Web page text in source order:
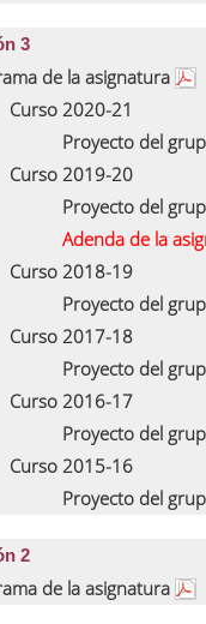
3
de la asignatura
Curso 2020-21
Proyecto del
Curso 2019-20
Proyecto del
Adenda de la
Curso 2018-19
Proyecto del
Curso 2017-18
Proyecto del
Curso 2016-17
Proyecto del
Curso 2015-16
Proyecto del
2
de la asignatura